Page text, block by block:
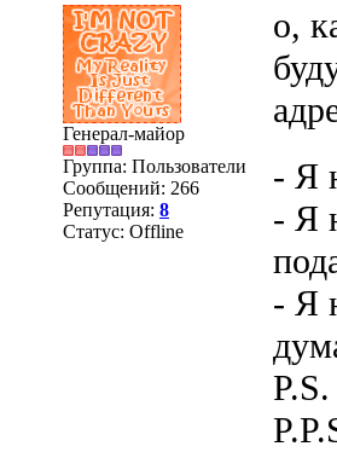
Генерал-майор
Группа: Пользователи
Сообщений: 266
Репутация: 8
Статус: Offline
о,
- Я
- Я
- Я